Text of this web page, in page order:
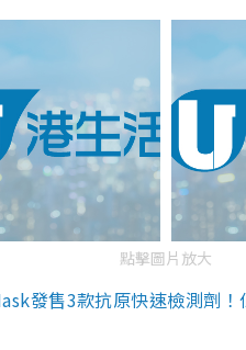
點擊圖片放大
發售3款抗原快速檢測劑